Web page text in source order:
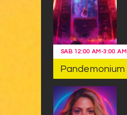
SAB 12:00 AM-3:00 AM
Pandemonium